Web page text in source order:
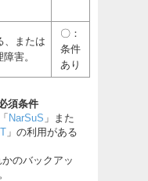
、または
害。
〇：
条件
あり
須条件
NarSuS 」また
」の利用がある
のバックアッ